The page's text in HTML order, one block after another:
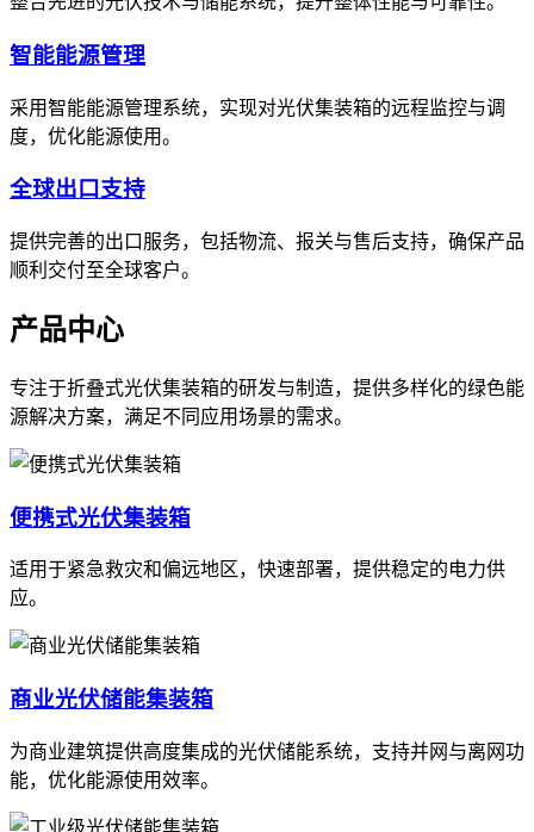
智能能源管理
采用智能能源管理系统，实现对光伏集装箱的远程监控与调
度，优化能源使用。
全球出口支持
提供完善的出口服务，包括物流、报关与售后支持，确保产品
顺利交付至全球客户。
产品中心
专注于折叠式光伏集装箱的研发与制造，提供多样化的绿色能
源解决方案，满足不同应用场景的需求。
便携式光伏集装箱
适用于紧急救灾和偏远地区，快速部署，提供稳定的电力供
应。
商业光伏储能集装箱
为商业建筑提供高度集成的光伏储能系统，支持并网与离网功
能，优化能源使用效率。